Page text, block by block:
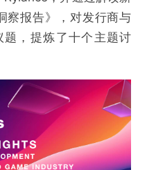
察报告》，对发行商与
，提炼了十个主题讨